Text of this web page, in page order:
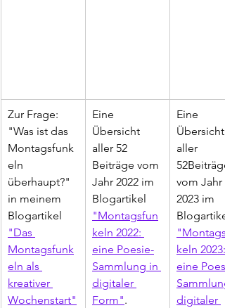
Zur Frage:
"Was ist das
Montagsfunk
eln
überhaupt?"
in meinem
Blogartikel
"Das
Montagsfunk
eln als
kreativer
Wochenstart"
Eine
Übersicht
aller 52
Beiträge vom
Jahr 2022 im
Blogartikel
"Montagsfun
keln 2022:
eine Poesie-
Sammlung in
digitaler
Form".
Eine
Übersicht
aller
vom Jahr
2023 im
keln 2023:
eine
digitaler